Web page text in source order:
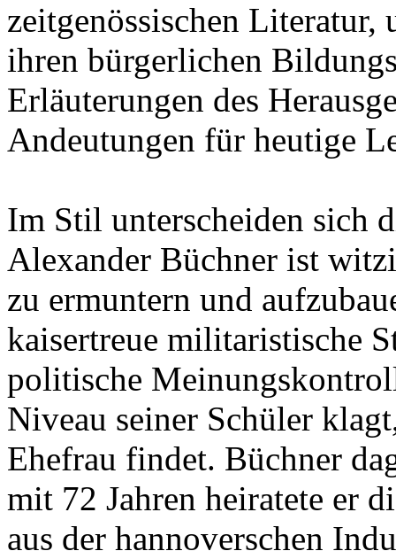
zeitgenössischen
ihren bürgerlichen
Erläuterungen des
Andeutungen für heutige
Im Stil unterscheiden sich
Alexander Büchner ist
zu ermuntern und
kaisertreue militaristische
politische
Niveau seiner Schüler
Ehefrau findet. Büchner
mit 72 Jahren heiratete er
aus der hannoverschen